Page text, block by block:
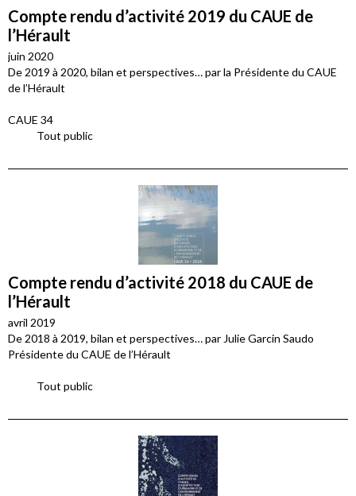
Compte rendu d’activité 2019 du CAUE de
l’Hérault
juin 2020
De 2019 à 2020, bilan et perspectives… par la Présidente du CAUE
de l’Hérault
CAUE 34
Tout public
Compte rendu d’activité 2018 du CAUE de
l’Hérault
avril 2019
De 2018 à 2019, bilan et perspectives… par Julie Garcin Saudo
Présidente du CAUE de l’Hérault
Tout public